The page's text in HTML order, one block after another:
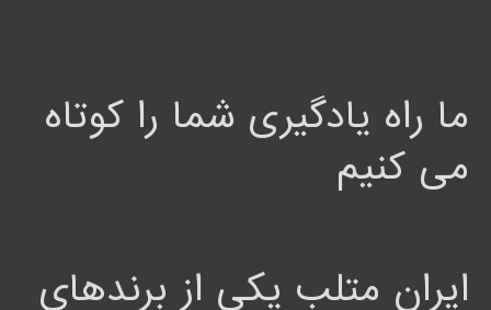
ما راه یادگیری شما را کوتاه
می کنیم
ایران متلب یکی از برندهای